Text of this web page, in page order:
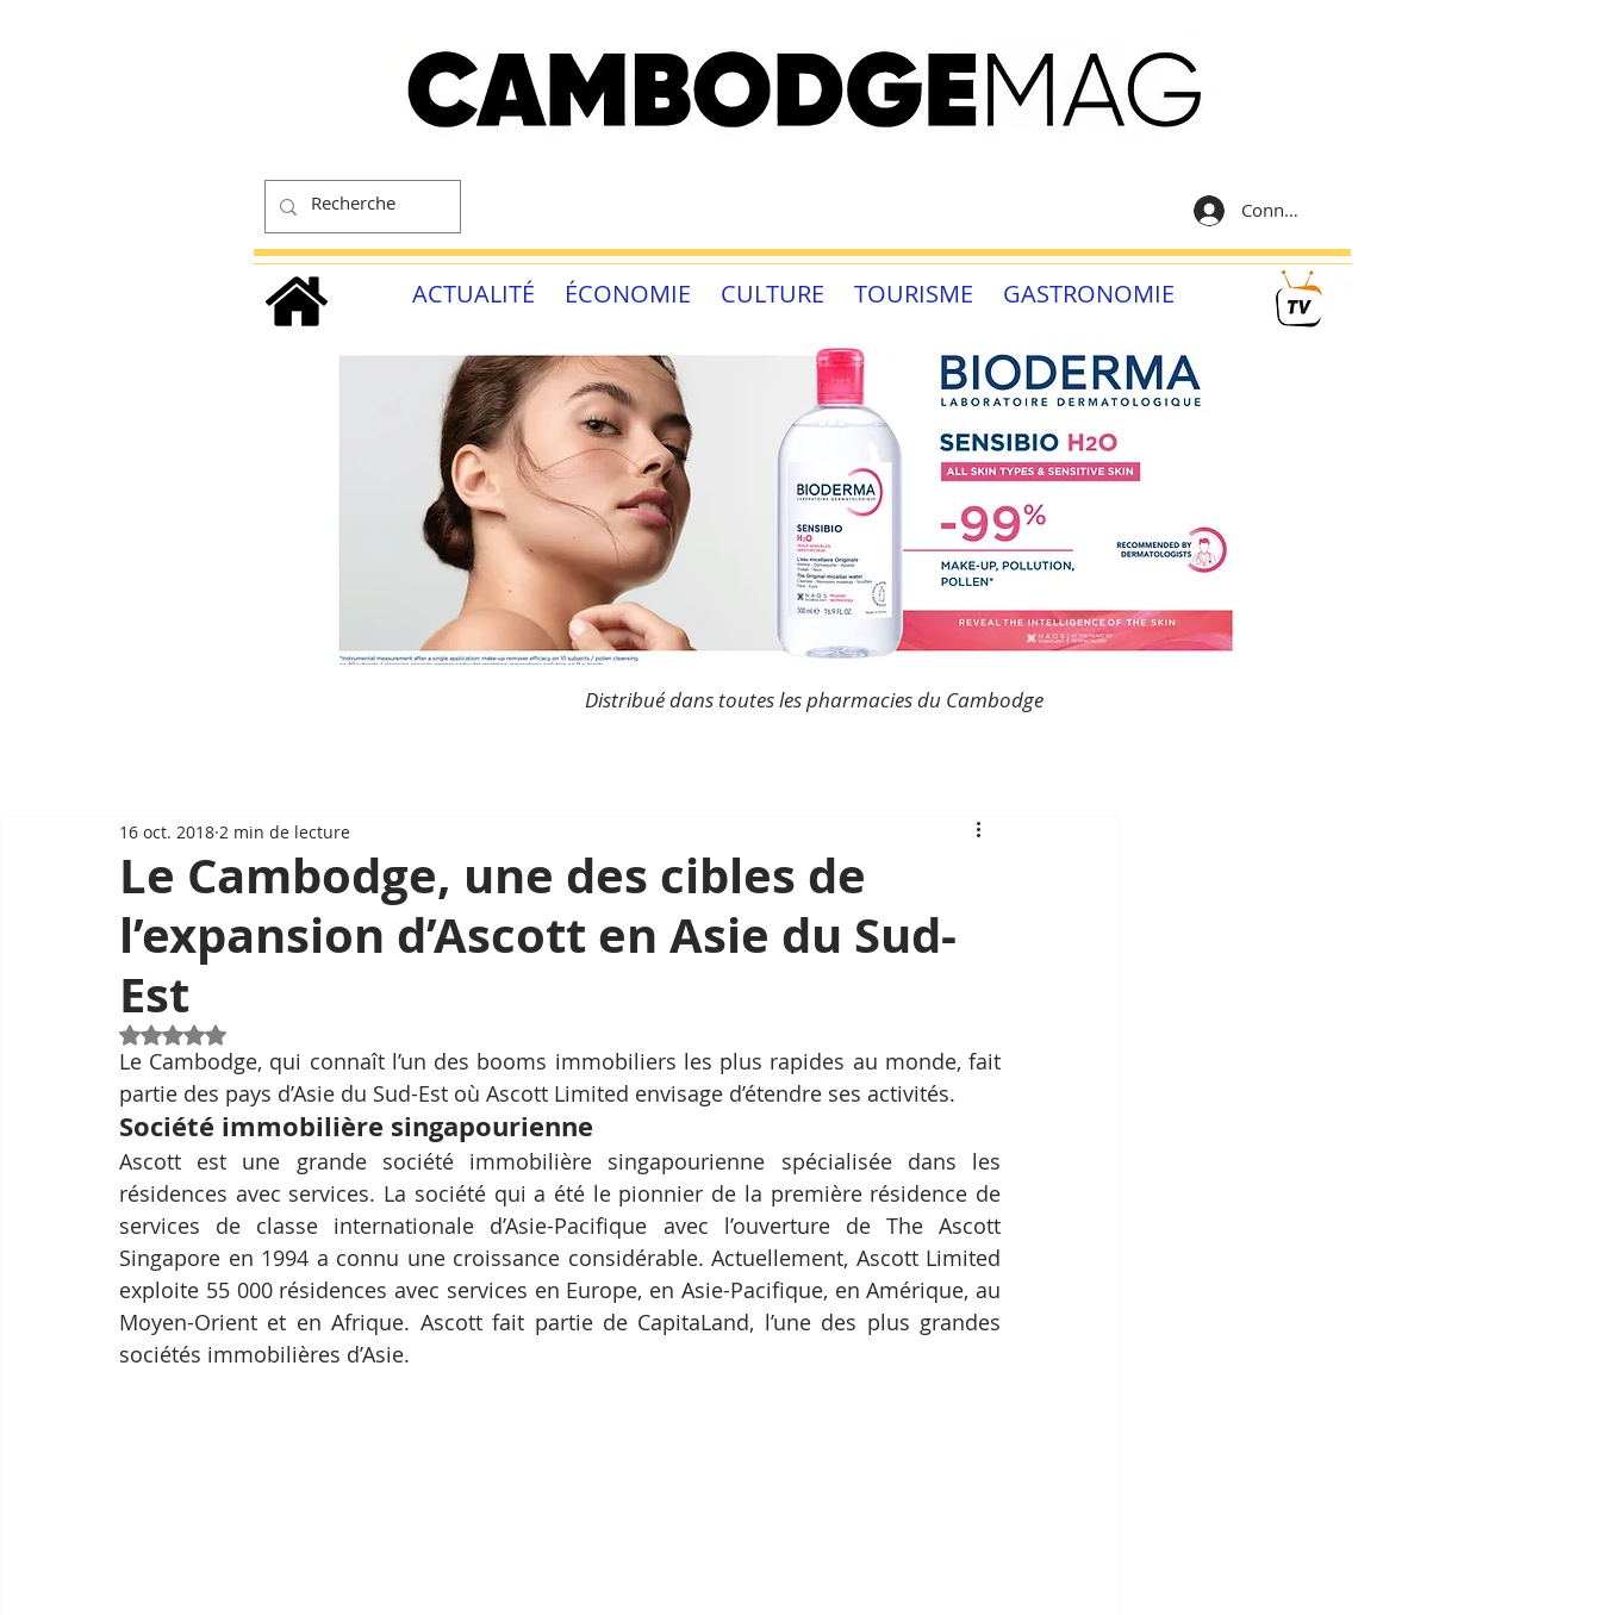
Connexion
ACTUALITÉ ÉCONOMIE CULTURE TOURISME GASTRONOMIE
Distribué dans toutes les pharmacies du Cambodge
Le Cambodge, une des cibles de
l’expansion d’Ascott en Asie du Sud-
Est
16 oct. 2018 2 min de lecture
Noté NaN étoiles sur 5.
Le Cambodge, qui connaît l’un des booms immobiliers les plus rapides au monde, fait
partie des pays d’Asie du Sud-Est où Ascott Limited envisage d’étendre ses activités.
Société immobilière singapourienne
Ascott est une grande société immobilière singapourienne spécialisée dans les
résidences avec services. La société qui a été le pionnier de la première résidence de
services de classe internationale d’Asie-Pacifique avec l’ouverture de The Ascott
Singapore en 1994 a connu une croissance considérable. Actuellement, Ascott Limited
exploite 55 000 résidences avec services en Europe, en Asie-Pacifique, en Amérique, au
Moyen-Orient et en Afrique. Ascott fait partie de CapitaLand, l’une des plus grandes
sociétés immobilières d’Asie.